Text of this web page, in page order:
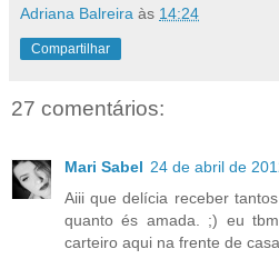
Adriana Balreira às 14:24
Compartilhar
27 comentários:
Mari Sabel 24 de abril de
Aiii que delícia receber
quanto és amada. ;) eu
carteiro aqui na frente de